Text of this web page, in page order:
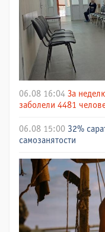
06.08 16:04 За
заболели 4481
06.08 15:00 32%
самозанятости